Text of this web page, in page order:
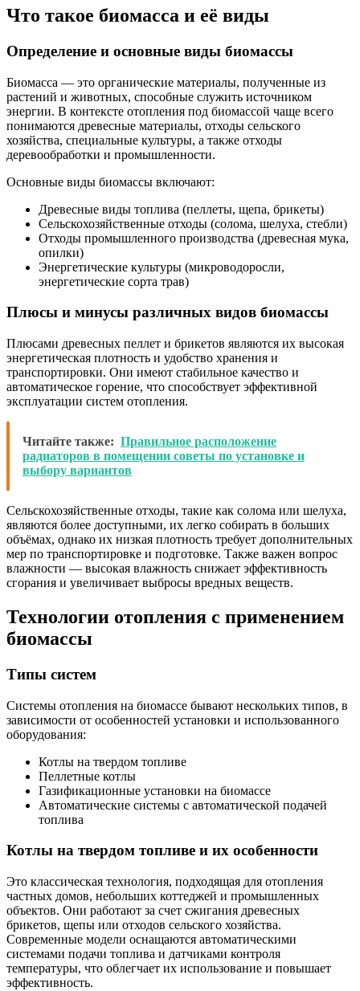
Что такое биомасса и её виды
Определение и основные виды биомассы
Биомасса — это органические материалы, полученные из
растений и животных, способные служить источником
энергии. В контексте отопления под биомассой чаще всего
понимаются древесные материалы, отходы сельского
хозяйства, специальные культуры, а также отходы
деревообработки и промышленности.
Основные виды биомассы включают:
Древесные виды топлива (пеллеты, щепа, брикеты)
Сельскохозяйственные отходы (солома, шелуха, стебли)
Отходы промышленного производства (древесная мука,
опилки)
Энергетические культуры (микроводоросли,
энергетические сорта трав)
Плюсы и минусы различных видов биомассы
Плюсами древесных пеллет и брикетов являются их высокая
энергетическая плотность и удобство хранения и
транспортировки. Они имеют стабильное качество и
автоматическое горение, что способствует эффективной
эксплуатации систем отопления.
Читайте также: Правильное расположение
радиаторов в помещении советы по установке и
выбору вариантов
Сельскохозяйственные отходы, такие как солома или шелуха,
являются более доступными, их легко собирать в больших
объёмах, однако их низкая плотность требует дополнительных
мер по транспортировке и подготовке. Также важен вопрос
влажности — высокая влажность снижает эффективность
сгорания и увеличивает выбросы вредных веществ.
Технологии отопления с применением
биомассы
Типы систем
Системы отопления на биомассе бывают нескольких типов, в
зависимости от особенностей установки и использованного
оборудования:
Котлы на твердом топливе
Пеллетные котлы
Газификационные установки на биомассе
Автоматические системы с автоматической подачей
топлива
Котлы на твердом топливе и их особенности
Это классическая технология, подходящая для отопления
частных домов, небольших коттеджей и промышленных
объектов. Они работают за счет сжигания древесных
брикетов, щепы или отходов сельского хозяйства.
Современные модели оснащаются автоматическими
системами подачи топлива и датчиками контроля
температуры, что облегчает их использование и повышает
эффективность.